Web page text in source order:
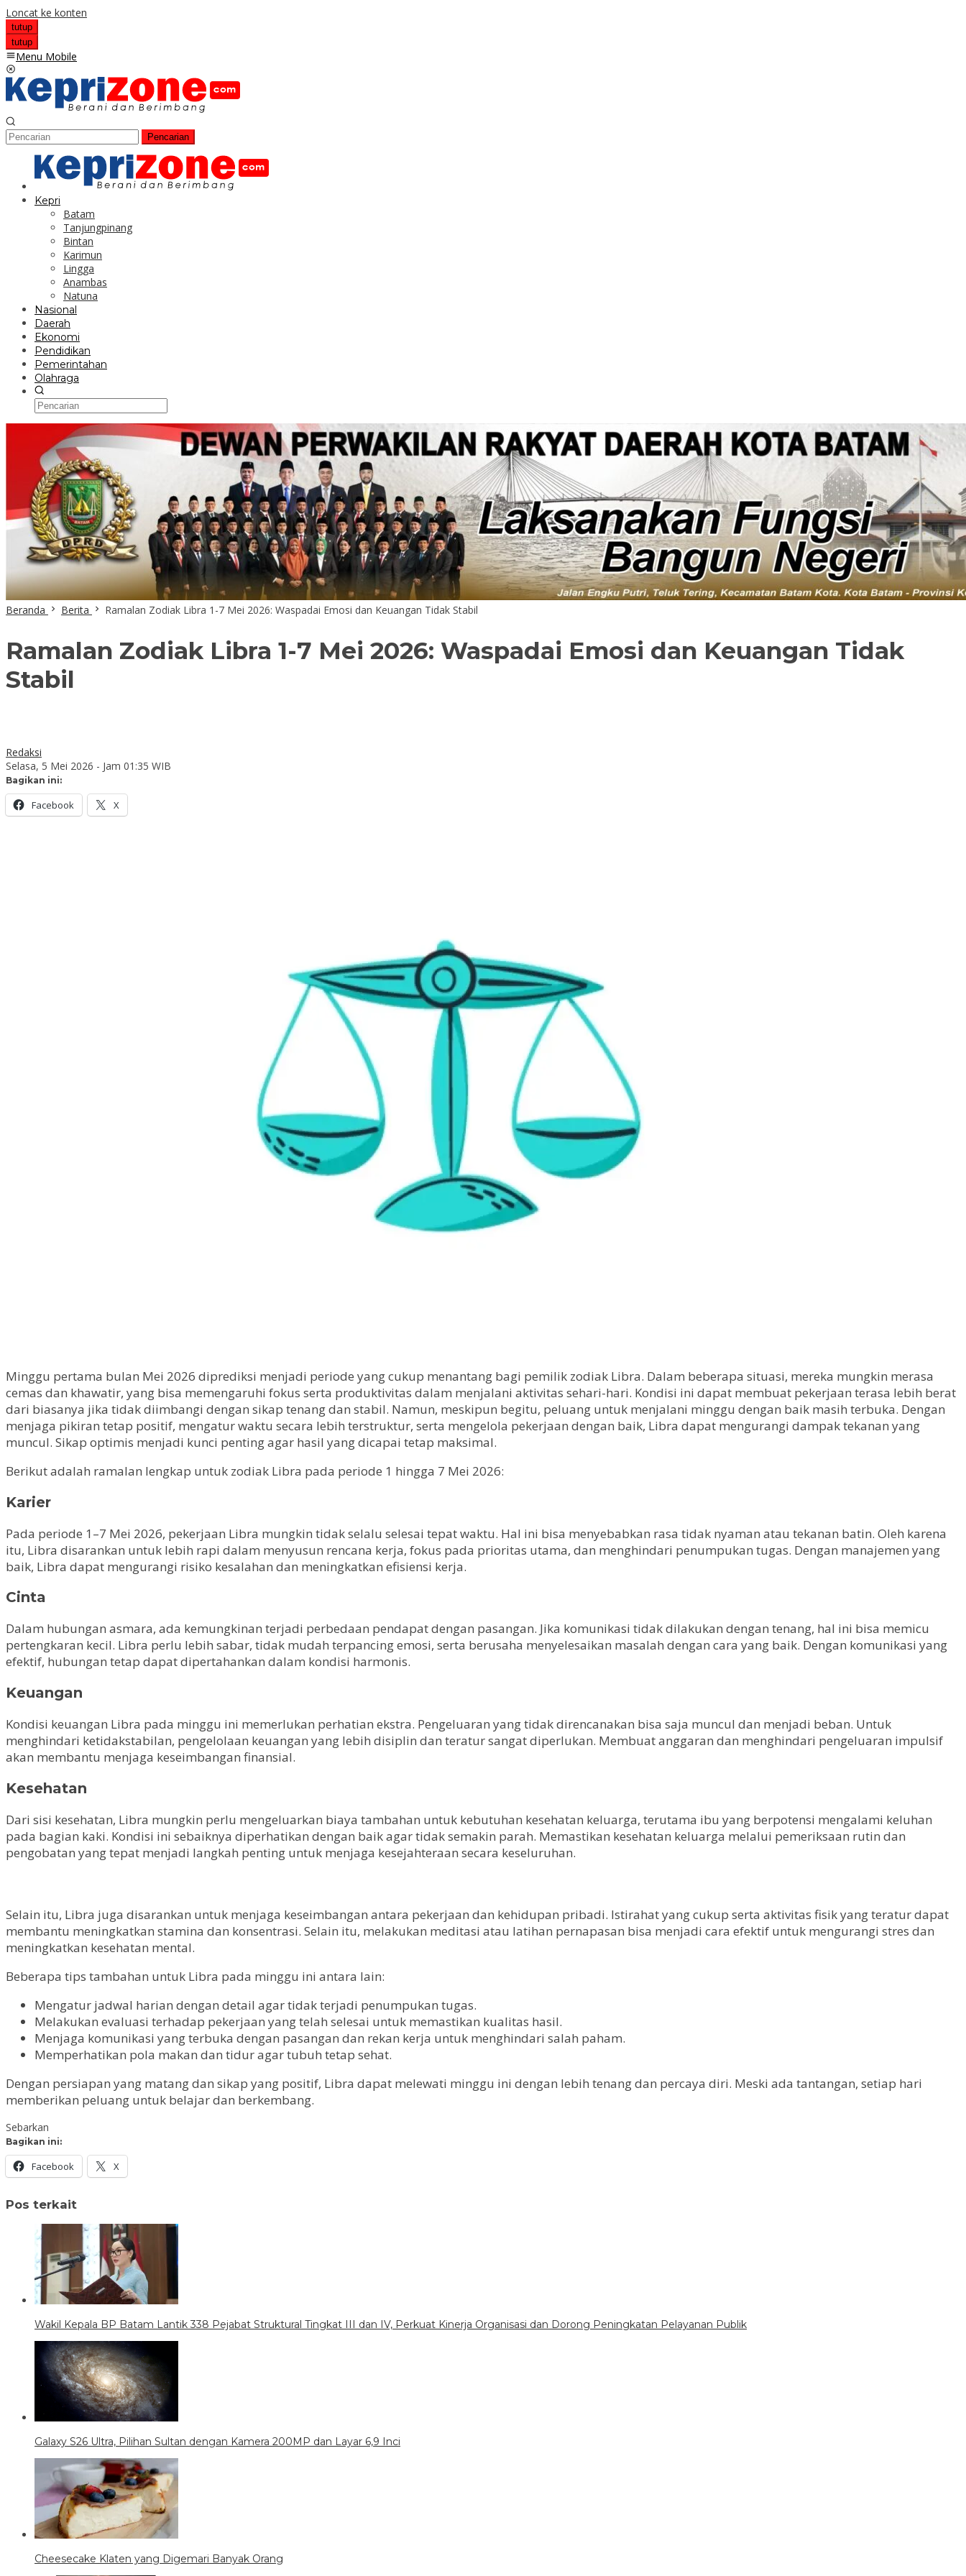
Loncat ke konten
tutup
tutup
Menu Mobile
Pencarian
Kepri
Batam
Tanjungpinang
Bintan
Karimun
Lingga
Anambas
Natuna
Nasional
Daerah
Ekonomi
Pendidikan
Pemerintahan
Olahraga
Beranda Berita Ramalan Zodiak Libra 1-7 Mei 2026: Waspadai Emosi dan Keuangan Tidak Stabil
Ramalan Zodiak Libra 1-7 Mei 2026: Waspadai Emosi dan Keuangan Tidak
Stabil
Redaksi
Selasa, 5 Mei 2026 - Jam 01:35 WIB
Bagikan ini:
Facebook X
Minggu pertama bulan Mei 2026 diprediksi menjadi periode yang cukup menantang bagi pemilik zodiak Libra. Dalam beberapa situasi, mereka mungkin merasa
cemas dan khawatir, yang bisa memengaruhi fokus serta produktivitas dalam menjalani aktivitas sehari-hari. Kondisi ini dapat membuat pekerjaan terasa lebih berat
dari biasanya jika tidak diimbangi dengan sikap tenang dan stabil. Namun, meskipun begitu, peluang untuk menjalani minggu dengan baik masih terbuka. Dengan
menjaga pikiran tetap positif, mengatur waktu secara lebih terstruktur, serta mengelola pekerjaan dengan baik, Libra dapat mengurangi dampak tekanan yang
muncul. Sikap optimis menjadi kunci penting agar hasil yang dicapai tetap maksimal.
Berikut adalah ramalan lengkap untuk zodiak Libra pada periode 1 hingga 7 Mei 2026:
Karier
Pada periode 1–7 Mei 2026, pekerjaan Libra mungkin tidak selalu selesai tepat waktu. Hal ini bisa menyebabkan rasa tidak nyaman atau tekanan batin. Oleh karena
itu, Libra disarankan untuk lebih rapi dalam menyusun rencana kerja, fokus pada prioritas utama, dan menghindari penumpukan tugas. Dengan manajemen yang
baik, Libra dapat mengurangi risiko kesalahan dan meningkatkan efisiensi kerja.
Cinta
Dalam hubungan asmara, ada kemungkinan terjadi perbedaan pendapat dengan pasangan. Jika komunikasi tidak dilakukan dengan tenang, hal ini bisa memicu
pertengkaran kecil. Libra perlu lebih sabar, tidak mudah terpancing emosi, serta berusaha menyelesaikan masalah dengan cara yang baik. Dengan komunikasi yang
efektif, hubungan tetap dapat dipertahankan dalam kondisi harmonis.
Keuangan
Kondisi keuangan Libra pada minggu ini memerlukan perhatian ekstra. Pengeluaran yang tidak direncanakan bisa saja muncul dan menjadi beban. Untuk
menghindari ketidakstabilan, pengelolaan keuangan yang lebih disiplin dan teratur sangat diperlukan. Membuat anggaran dan menghindari pengeluaran impulsif
akan membantu menjaga keseimbangan finansial.
Kesehatan
Dari sisi kesehatan, Libra mungkin perlu mengeluarkan biaya tambahan untuk kebutuhan kesehatan keluarga, terutama ibu yang berpotensi mengalami keluhan
pada bagian kaki. Kondisi ini sebaiknya diperhatikan dengan baik agar tidak semakin parah. Memastikan kesehatan keluarga melalui pemeriksaan rutin dan
pengobatan yang tepat menjadi langkah penting untuk menjaga kesejahteraan secara keseluruhan.
Selain itu, Libra juga disarankan untuk menjaga keseimbangan antara pekerjaan dan kehidupan pribadi. Istirahat yang cukup serta aktivitas fisik yang teratur dapat
membantu meningkatkan stamina dan konsentrasi. Selain itu, melakukan meditasi atau latihan pernapasan bisa menjadi cara efektif untuk mengurangi stres dan
meningkatkan kesehatan mental.
Beberapa tips tambahan untuk Libra pada minggu ini antara lain:
Mengatur jadwal harian dengan detail agar tidak terjadi penumpukan tugas.
Melakukan evaluasi terhadap pekerjaan yang telah selesai untuk memastikan kualitas hasil.
Menjaga komunikasi yang terbuka dengan pasangan dan rekan kerja untuk menghindari salah paham.
Memperhatikan pola makan dan tidur agar tubuh tetap sehat.
Dengan persiapan yang matang dan sikap yang positif, Libra dapat melewati minggu ini dengan lebih tenang dan percaya diri. Meski ada tantangan, setiap hari
memberikan peluang untuk belajar dan berkembang.
Sebarkan
Bagikan ini:
Facebook X
Pos terkait
Wakil Kepala BP Batam Lantik 338 Pejabat Struktural Tingkat III dan IV, Perkuat Kinerja Organisasi dan Dorong Peningkatan Pelayanan Publik
Galaxy S26 Ultra, Pilihan Sultan dengan Kamera 200MP dan Layar 6,9 Inci
Cheesecake Klaten yang Digemari Banyak Orang